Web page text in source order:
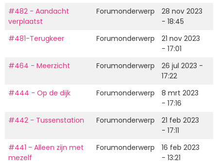
#482 - Aandacht
verplaatst
Forumonderwerp
28 nov 2023
- 18:45
#481-Terugkeer
Forumonderwerp
21 nov 2023
- 17:01
#464 - Meerzicht
Forumonderwerp
26 jul 2023 -
17:22
#444 - Op de dijk
Forumonderwerp
8 mrt 2023
- 17:16
#442 - Tussenstation
Forumonderwerp
21 feb 2023
- 17:11
#441 - Alleen zijn met
mezelf
Forumonderwerp
16 feb 2023
- 13:21